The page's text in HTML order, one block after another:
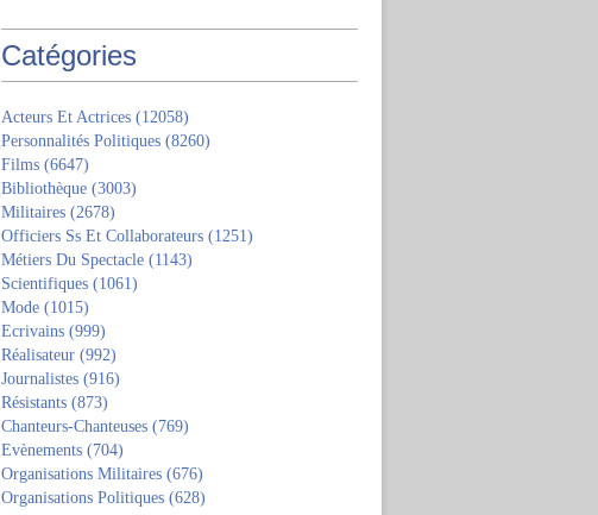
Catégories
Acteurs Et Actrices (12058)
Personnalités Politiques (8260)
Films (6647)
Bibliothèque (3003)
Militaires (2678)
Officiers Ss Et Collaborateurs (1251)
Métiers Du Spectacle (1143)
Scientifiques (1061)
Mode (1015)
Ecrivains (999)
Réalisateur (992)
Journalistes (916)
Résistants (873)
Chanteurs-Chanteuses (769)
Evènements (704)
Organisations Militaires (676)
Organisations Politiques (628)